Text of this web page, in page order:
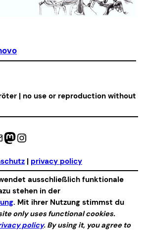
| no use or reproduction without
Mastodon Instagram
| privacy policy
ausschließlich funktionale
stehen in der
. Mit ihrer Nutzung stimmst du
only uses functional cookies.
policy. By using it, you agree to